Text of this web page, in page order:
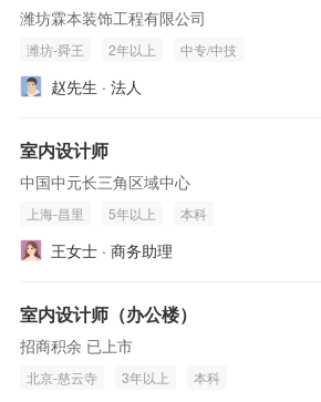
潍坊霖本装饰工程有限公司
潍坊-舜王 2年以上 中专/中技
赵先生 · 法人
室内设计师
中国中元长三角区域中心
上海-昌里 5年以上 本科
王女士 · 商务助理
室内设计师（办公楼）
招商积余 已上市
北京-慈云寺 3年以上 本科